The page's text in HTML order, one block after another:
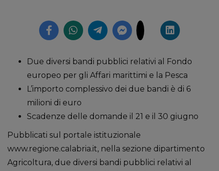
Due diversi bandi pubblici relativi al Fondo
europeo per gli Affari marittimi e la Pesca
L’importo complessivo dei due bandi è di 6
milioni di euro
Scadenze delle domande il 21 e il 30 giugno
Pubblicati sul portale istituzionale
www.regione.calabria.it, nella sezione dipartimento
Agricoltura, due diversi bandi pubblici relativi al